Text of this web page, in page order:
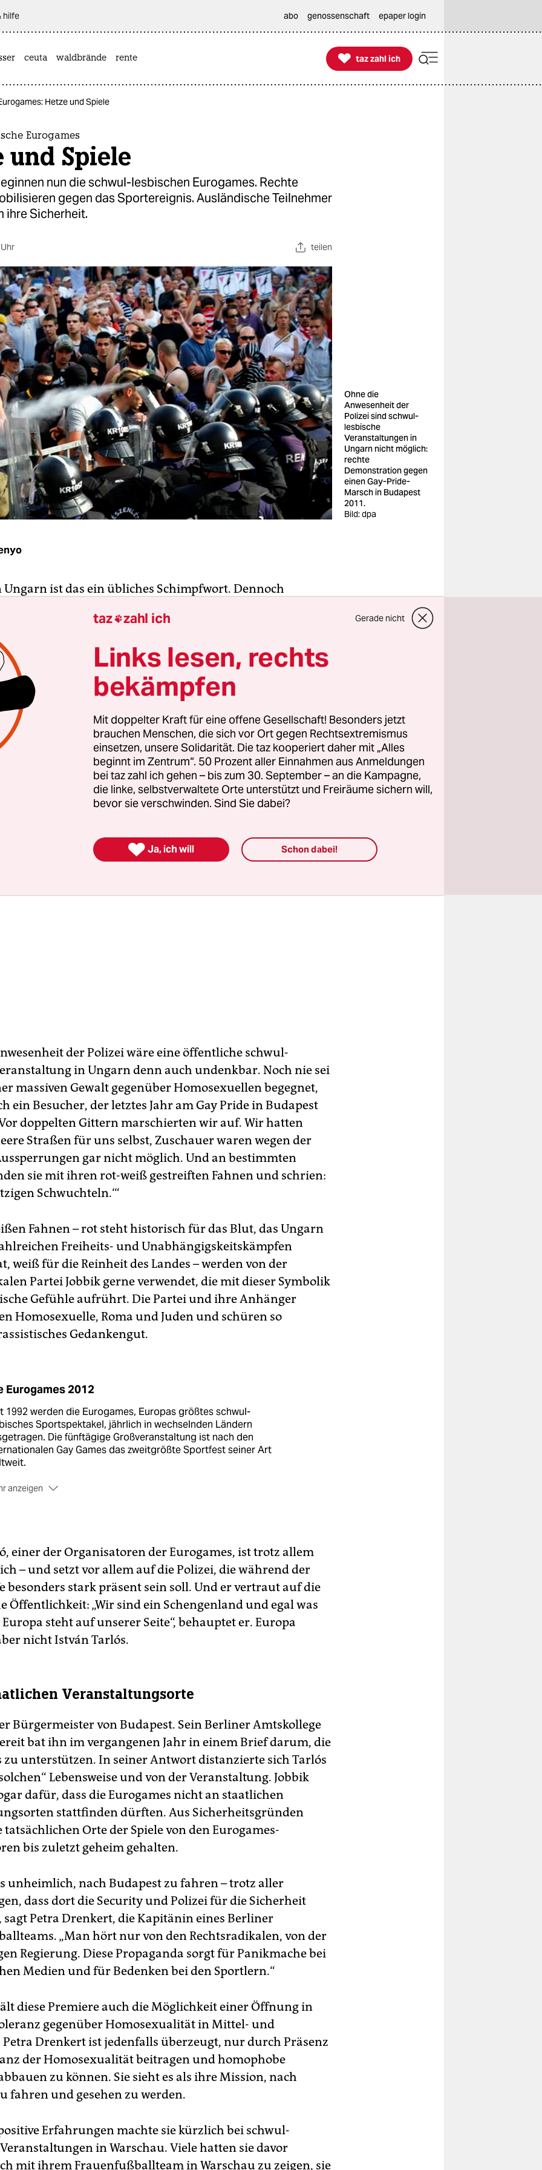
hilfe abo genossenschaft epaper login
ceuta waldbrände rente 
taz zahl ich
taz zahl ich
Hetze und Spiele
Eurogames
und Spiele
nun die schwul-lesbischen Eurogames. Rechte
gegen das Sportereignis. Ausländische Teilnehmer
ihre Sicherheit.
teilen
Ohne die
Anwesenheit der
Polizei sind schwul-
lesbische
Veranstaltungen in
Ungarn nicht möglich:
rechte
Demonstration gegen
einen Gay-Pride-
Marsch in Budapest
2011.
Bild: dpa
Ungarn ist das ein übliches Schimpfwort. Dennoch
für Lesben und Schwule, die heute
Spiele 2012 ausgerechnet in Budapest stattfinden zu
Jahr beim Gay Pride, dem Christopher Street Day,
Gruppierungen ihrem Hass freien Lauf – und auch
ist die Situation nicht viel besser geworden:
Webseiten wie Deres.tv hetzten gegen die
indem sie die Liste der Organisatoren der
nebst deren Facebook-Fotos veröffentlichten und ihre
dazu aufforderten, Jagd auf die „Abweichler“ zu machen.
der Polizei wäre eine öffentliche schwul-
in Ungarn denn auch undenkbar. Noch nie sei
massiven Gewalt gegenüber Homosexuellen begegnet,
ein Besucher, der letztes Jahr am Gay Pride in Budapest
doppelten Gittern marschierten wir auf. Wir hatten
Straßen für uns selbst, Zuschauer waren wegen der
gar nicht möglich. Und an bestimmten
sie mit ihren rot-weiß gestreiften Fahnen und schrien:
Schwuchteln.‘“
Fahnen – rot steht historisch für das Blut, das Ungarn
Freiheits- und Unabhängigskeitskämpfen
weiß für die Reinheit des Landes – werden von der
Partei Jobbik gerne verwendet, die mit dieser Symbolik
Gefühle aufrührt. Die Partei und ihre Anhänger
Homosexuelle, Roma und Juden und schüren so
Gedankengut.
Eurogames 2012
1992 werden die Eurogames, Europas größtes schwul-
Sportspektakel, jährlich in wechselnden Ländern
Die fünftägige Großveranstaltung ist nach den
Gay Games das zweitgrößte Sportfest seiner Art
anzeigen
ist 2012 das erste osteuropäische Land, in dem die Spiele
3.000 SportlerInnen treten in 18 Sportarten
an.
einer der Organisatoren der Eurogames, ist trotz allem
– und setzt vor allem auf die Polizei, die während der
besonders stark präsent sein soll. Und er vertraut auf die
Öffentlichkeit: „Wir sind ein Schengenland und egal was
steht auf unserer Seite“, behauptet er. Europa
nicht István Tarlós.
Veranstaltungsorte
Bürgermeister von Budapest. Sein Berliner Amtskollege
bat ihn im vergangenen Jahr in einem Brief darum, die
zu unterstützen. In seiner Antwort distanzierte sich Tarlós
Lebensweise und von der Veranstaltung. Jobbik
dafür, dass die Eurogames nicht an staatlichen
stattfinden dürften. Aus Sicherheitsgründen
Orte der Spiele von den Eurogames-
bis zuletzt geheim gehalten.
unheimlich, nach Budapest zu fahren – trotz aller
dass dort die Security und Polizei für die Sicherheit
sagt Petra Drenkert, die Kapitänin eines Berliner
„Man hört nur von den Rechtsradikalen, von der
Regierung. Diese Propaganda sorgt für Panikmache bei
Medien und für Bedenken bei den Sportlern.“
diese Premiere auch die Möglichkeit einer Öffnung in
gegenüber Homosexualität in Mittel- und
Petra Drenkert ist jedenfalls überzeugt, nur durch Präsenz
der Homosexualität beitragen und homophobe
zu können. Sie sieht es als ihre Mission, nach
fahren und gesehen zu werden.
Erfahrungen machte sie kürzlich bei schwul-
in Warschau. Viele hatten sie davor
mit ihrem Frauenfußballteam in Warschau zu zeigen, sie
taz zahl ich Gerade nicht
Links lesen, rechts
bekämpfen
Mit doppelter Kraft für eine offene Gesellschaft! Besonders jetzt
brauchen Menschen, die sich vor Ort gegen Rechtsextremismus
einsetzen, unsere Solidarität. Die taz kooperiert daher mit „Alles
beginnt im Zentrum“. 50 Prozent aller Einnahmen aus Anmeldungen
bei taz zahl ich gehen – bis zum 30. September – an die Kampagne,
die linke, selbstverwaltete Orte unterstützt und Freiräume sichern will,
bevor sie verschwinden. Sind Sie dabei?
 Ja, ich will Schon dabei!